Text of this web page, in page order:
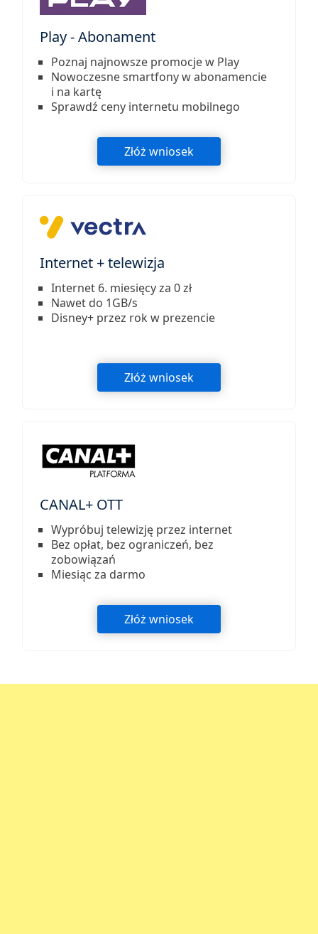
Play - Abonament
Poznaj najnowsze promocje w Play
Nowoczesne smartfony w abonamencie
i na kartę
Sprawdź ceny internetu mobilnego
Złóż wniosek
Internet + telewizja
Internet 6. miesięcy za 0 zł
Nawet do 1GB/s
Disney+ przez rok w prezencie
Złóż wniosek
CANAL+ OTT
Wypróbuj telewizję przez internet
Bez opłat, bez ograniczeń, bez
zobowiązań
Miesiąc za darmo
Złóż wniosek